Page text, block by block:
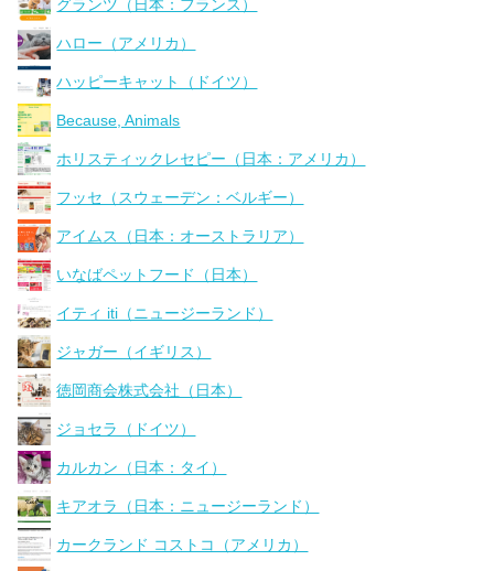
グランツ（日本：フランス）
ハロー（アメリカ）
ハッピーキャット（ドイツ）
Because, Animals
ホリスティックレセピー（日本：アメリカ）
フッセ（スウェーデン：ベルギー）
アイムス（日本：オーストラリア）
いなばペットフード（日本）
イティ iti（ニュージーランド）
ジャガー（イギリス）
徳岡商会株式会社（日本）
ジョセラ（ドイツ）
カルカン（日本：タイ）
キアオラ（日本：ニュージーランド）
カークランド コストコ（アメリカ）